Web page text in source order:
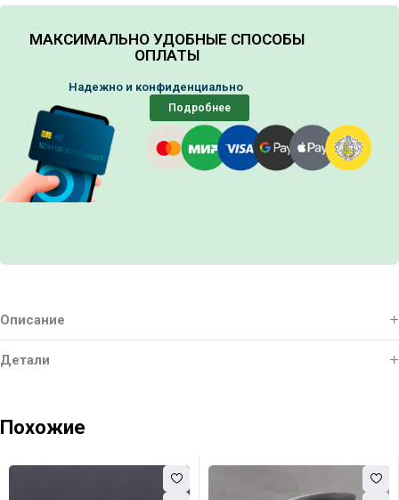
МАКСИМАЛЬНО УДОБНЫЕ СПОСОБЫ
ОПЛАТЫ
Надежно и конфиденциально
Подробнее
Описание
Детали
Похожие